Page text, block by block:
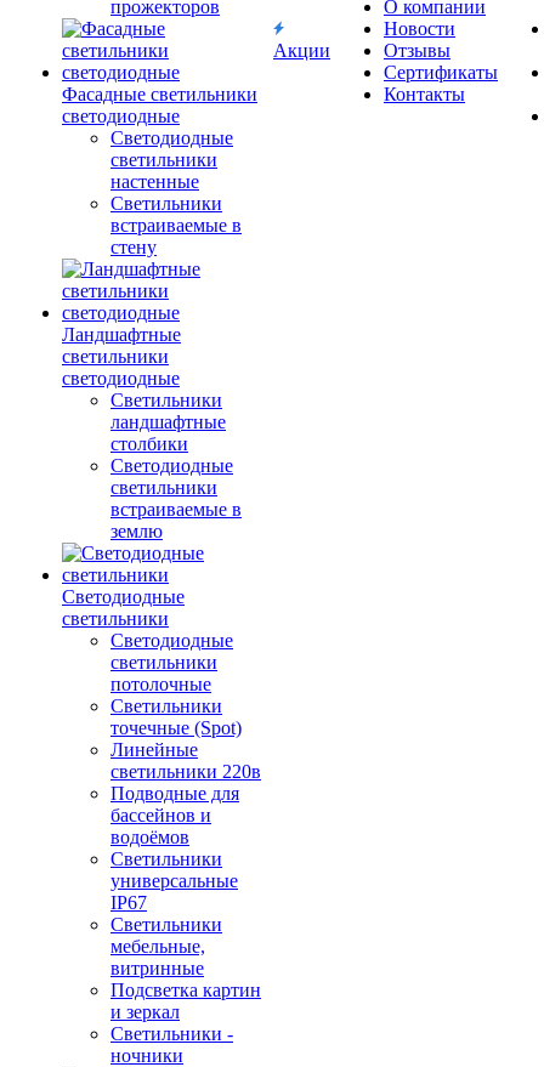
прожекторов
Фасадные светильники
светодиодные
Светодиодные
светильники
настенные
Светильники
встраиваемые в
стену
Ландшафтные
светильники
светодиодные
Светильники
ландшафтные
столбики
Светодиодные
светильники
встраиваемые в
землю
Светодиодные
светильники
Светодиодные
светильники
потолочные
Светильники
точечные (Spot)
Линейные
светильники 220в
Подводные для
бассейнов и
водоёмов
Светильники
универсальные
IP67
Светильники
мебельные,
витринные
Подсветка картин
и зеркал
Светильники -
ночники
Акции
О компании
Новости
Отзывы
Сертификаты
Контакты